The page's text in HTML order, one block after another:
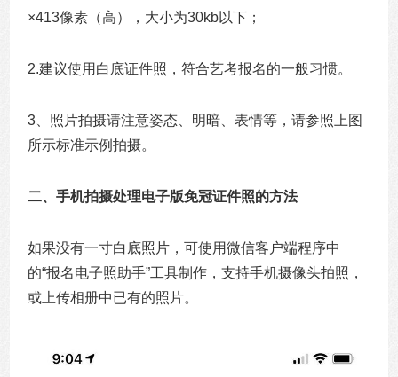
×413像素（高），大小为30kb以下；
2.建议使用白底证件照，符合艺考报名的一般习惯。
3、照片拍摄请注意姿态、明暗、表情等，请参照上图
所示标准示例拍摄。
二、手机拍摄处理电子版免冠证件照的方法
如果没有一寸白底照片，可使用微信客户端程序中
的“报名电子照助手”工具制作，支持手机摄像头拍照，
或上传相册中已有的照片。